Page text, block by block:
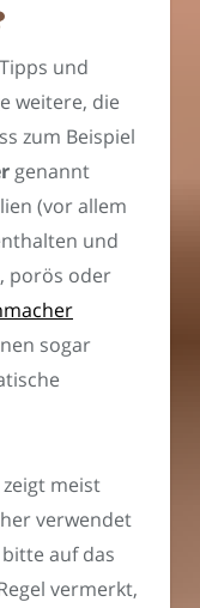
und
weitere, die
zum Beispiel
genannt
(vor allem
und
porös oder
sogar
meist
verwendet
auf das
vermerkt,